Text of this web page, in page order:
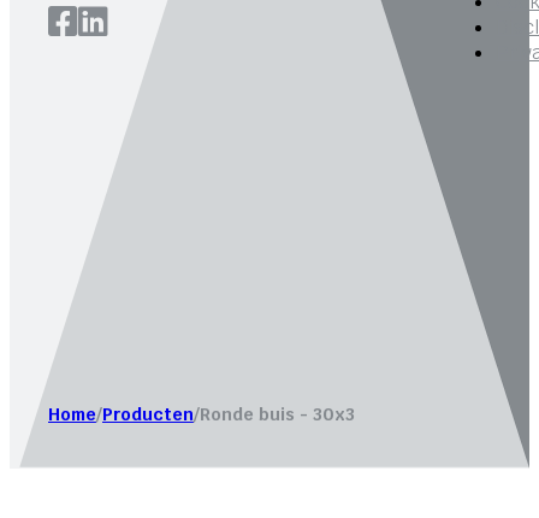
Website laten maken door Bureau Magneet – Online
Home/Producten/Ronde buis - 30x3